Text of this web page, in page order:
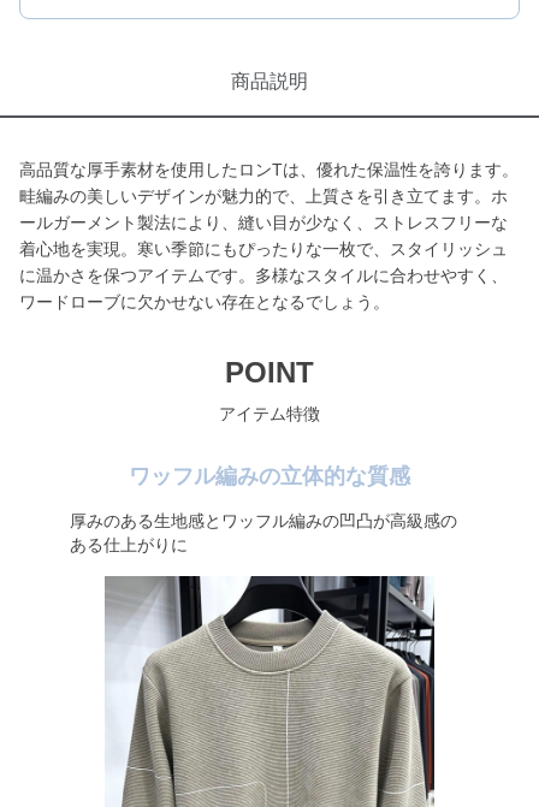
商品説明
高品質な厚手素材を使用したロンTは、優れた保温性を誇ります。
畦編みの美しいデザインが魅力的で、上質さを引き立てます。ホ
ールガーメント製法により、縫い目が少なく、ストレスフリーな
着心地を実現。寒い季節にもぴったりな一枚で、スタイリッシュ
に温かさを保つアイテムです。多様なスタイルに合わせやすく、
ワードローブに欠かせない存在となるでしょう。
POINT
アイテム特徴
ワッフル編みの立体的な質感
厚みのある生地感とワッフル編みの凹凸が高級感の
ある仕上がりに